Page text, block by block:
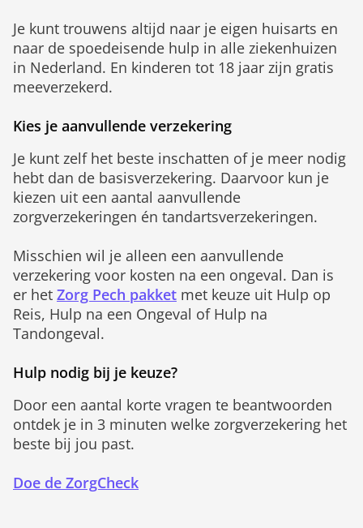
Je kunt trouwens altijd naar je eigen huisarts en
naar de spoedeisende hulp in alle ziekenhuizen
in Nederland. En kinderen tot 18 jaar zijn gratis
meeverzekerd.
Kies je aanvullende verzekering
Je kunt zelf het beste inschatten of je meer nodig
hebt dan de basisverzekering. Daarvoor kun je
kiezen uit een aantal aanvullende
zorgverzekeringen én tandartsverzekeringen.
Misschien wil je alleen een aanvullende
verzekering voor kosten na een ongeval. Dan is
er het Zorg Pech pakket met keuze uit Hulp op
Reis, Hulp na een Ongeval of Hulp na
Tandongeval.
Hulp nodig bij je keuze?
Door een aantal korte vragen te beantwoorden
ontdek je in 3 minuten welke zorgverzekering het
beste bij jou past.
Doe de ZorgCheck